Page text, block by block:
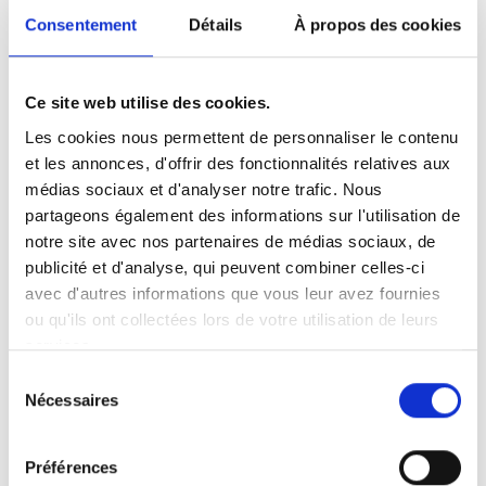
Consentement Détails À propos des cookies
Ce site web utilise des cookies.
Les cookies nous permettent de personnaliser le contenu
et les annonces, d'offrir des fonctionnalités relatives aux
médias sociaux et d'analyser notre trafic. Nous
partageons également des informations sur l'utilisation de
notre site avec nos partenaires de médias sociaux, de
publicité et d'analyse, qui peuvent combiner celles-ci
avec d'autres informations que vous leur avez fournies
ou qu'ils ont collectées lors de votre utilisation de leurs
services.
Nécessaires
Préférences
collez-le dans le html de votre propre site pour
Langue de la vidéo: English
Catégorie:Product video, A-Series lift
Autoriseztous les cookies à regarder cette
vidéo.